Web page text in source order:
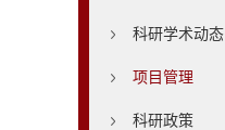
科研学术动态
项目管理
科研政策